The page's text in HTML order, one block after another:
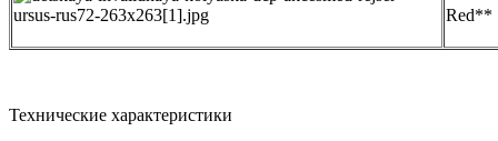
Red**
Технические характеристики